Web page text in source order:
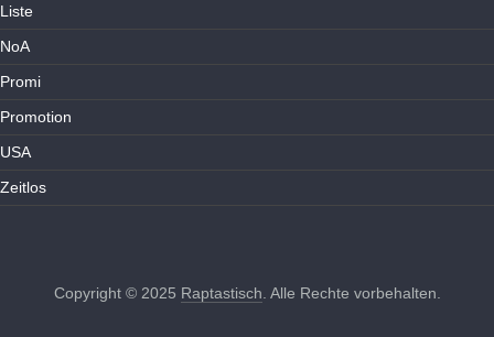
Liste
NoA
Promi
Promotion
USA
Zeitlos
Copyright © 2025 Raptastisch . Alle Rechte vorbehalten.